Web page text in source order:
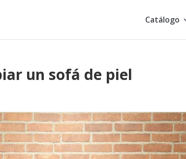
Catálogo
un sofá de piel